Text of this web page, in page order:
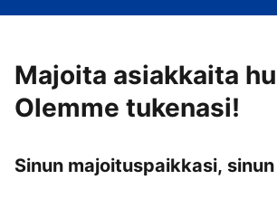
Majoita asiakkaita
Olemme tukenasi!
Sinun majoituspaikkasi,